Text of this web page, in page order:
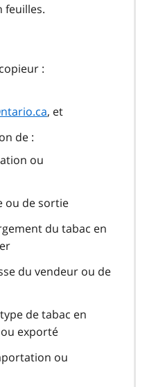
feuilles.
:
, et
de :
ou
ou de sortie
du tabac en
du vendeur ou de
de tabac en
exporté
ou